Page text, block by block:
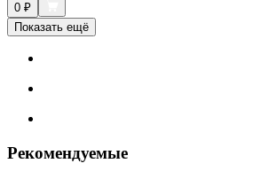
0 ₽
Показать ещё
Рекомендуемые